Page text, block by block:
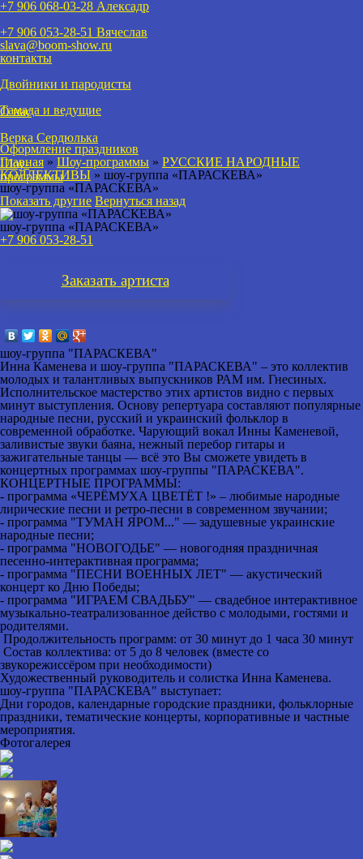
+7 906 068-03-28 Алексадр
+7 906 053-28-51 Вячеслав
slava@boom-show.ru
контакты
О нас
Двойники и пародисты
Верка Сердюлька
Тамада и ведущие
Шоу-
программы
Оформление праздников
Главная » Шоу-программы » РУССКИЕ НАРОДНЫЕ
КОЛЛЕКТИВЫ » шоу-группа «ПАРАСКЕВА»
шоу-группа «ПАРАСКЕВА»
Показать другие Вернуться назад
шоу-группа «ПАРАСКЕВА»
+7 906 053-28-51
Заказать артиста
шоу-группа "ПАРАСКЕВА"
Инна Каменева и шоу-группа "ПАРАСКЕВА" – это коллектив
молодых и талантливых выпускников РАМ им. Гнесиных.
Исполнительское мастерство этих артистов видно с первых
минут выступления. Основу репертуара составляют популярные
народные песни, русский и украинский фольклор в
современной обработке. Чарующий вокал Инны Каменевой,
заливистые звуки баяна, нежный перебор гитары и
зажигательные танцы — всё это Вы сможете увидеть в
концертных программах шоу-группы "ПАРАСКЕВА".
КОНЦЕРТНЫЕ ПРОГРАММЫ:
- программа «ЧЕРЁМУХА ЦВЕТЁТ !» – любимые народные
лирические песни и ретро-песни в современном звучании;
- программа "ТУМАН ЯРОМ..." — задушевные украинские
народные песни;
- программа "НОВОГОДЬЕ" — новогодняя праздничная
песенно-интерактивная программа;
- программа "ПЕСНИ ВОЕННЫХ ЛЕТ" — акустический
концерт ко Дню Победы;
- программа "ИГРАЕМ СВАДЬБУ" — свадебное интерактивное
музыкально-театрализованное действо с молодыми, гостями и
родителями.
Продолжительность программ: от 30 минут до 1 часа 30 минут
Состав коллектива: от 5 до 8 человек (вместе со
звукорежиссёром при необходимости)
Художественный руководитель и солистка Инна Каменева.
шоу-группа "ПАРАСКЕВА" выступает:
Дни городов, календарные городские праздники, фольклорные
праздники, тематические концерты, корпоративные и частные
мероприятия.
Фотогалерея